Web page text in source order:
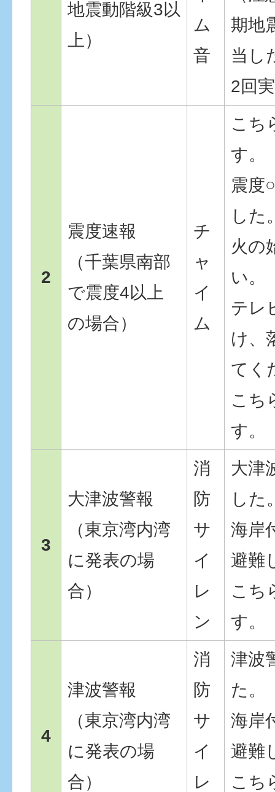
地震動階級3以
上）
ム
音
期地
当し
2回
2
震度速報
（千葉県南部
で震度4以上
の場合）
チ
ャ
イ
ム
こち
す。
震度
した
火の
い。
テレ
け、
てく
こち
す。
3
大津波警報
（東京湾内湾
に発表の場
合）
消
防
サ
イ
レ
ン
大津
した
海岸
避難
こち
す。
4
津波警報
（東京湾内湾
に発表の場
合）
消
防
サ
イ
レ
津波
た。
海岸
避難
こち